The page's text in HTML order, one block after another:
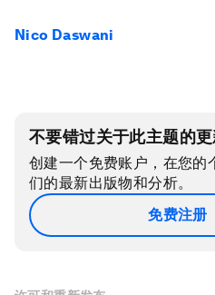
Nico Daswani
不要错过关于此主题的
创建一个免费账户，在您的
们的最新出版物和分析。
免费注册